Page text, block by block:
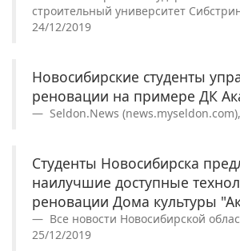
строительный университет
24/12/2019
Новосибирские студенты
реновации на примере ДК
Seldon.News
Студенты Новосибирска
наилучшие доступные
реновации Дома культуры
Все новости Новосибирской
25/12/2019